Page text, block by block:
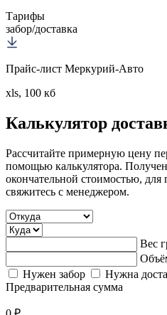
Тарифы
забор/доставка
Прайс-лист Меркурий-Авто
xls, 100 кб
Калькулятор
Рассчитайте примерную цену
помощью калькулятора.
окончательной стоимостью,
свяжитесь с менеджером.
Вес
Нужен забор
Нужна
Предварительная сумма